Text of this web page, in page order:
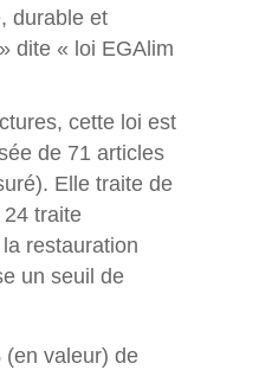
durable et
dite « loi EGAlim
cette loi est
de 71 articles
Elle traite de
24 traite
restauration
un seuil de
(en valeur) de